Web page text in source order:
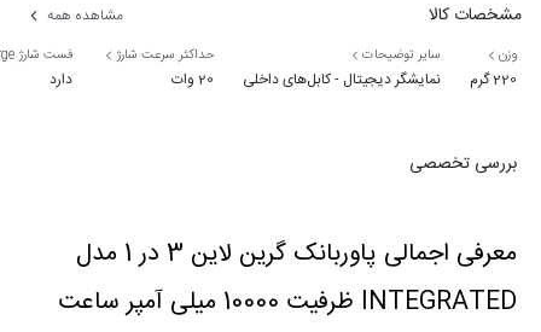
مشخصات کالا مشاهده همه
وزن
220 گرم
سایر توضیحات
نمایشگر دیجیتال - کابل‌های داخلی
حداکثر سرعت شارژ
20 وات
فست شارژ Fast Charge
دارد
بررسی تخصصی
INTEGRATED ظرفیت 10000 میلی آمپر ساعت